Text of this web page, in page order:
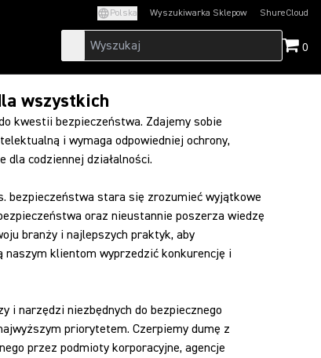
Polska Wyszukiwarka Sklepow ShureCloud
(Opens in a new
0
wszystkich
kwestii bezpieczeństwa. Zdajemy sobie
i wymaga odpowiedniej ochrony,
dla codziennej działalności.
bezpieczeństwa stara się zrozumieć wyjątkowe
oraz nieustannie poszerza wiedzę
branży i najlepszych praktyk, aby
naszym klientom wyprzedzić konkurencję i
i narzędzi niezbędnych do bezpiecznego
priorytetem. Czerpiemy dumę z
przez podmioty korporacyjne, agencje